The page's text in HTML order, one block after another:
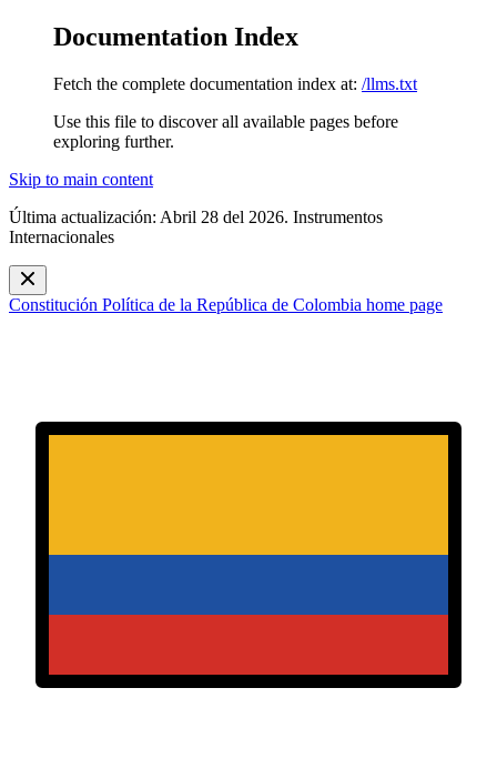
Documentation Index
Fetch the complete documentation index at: /llms.txt
Use this file to discover all available pages before
exploring further.
Skip to main content
Última actualización: Abril 28 del 2026. Instrumentos
Internacionales
Constitución Política de la República de Colombia home page